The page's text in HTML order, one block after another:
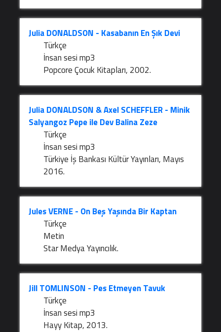
Julia DONALDSON - Kasabanın En Şık Devi
Türkçe
İnsan sesi mp3
Popcore Çocuk Kitapları, 2002.
Julia DONALDSON & Axel SCHEFFLER - Minik
Salyangoz Pepe ile Dev Balina Zeze
Türkçe
İnsan sesi mp3
Türkiye İş Bankası Kültür Yayınları, Mayıs
2016.
Jules VERNE - On Beş Yaşında Bir Kaptan
Türkçe
Metin
Star Medya Yayıncılık.
Jill TOMLINSON - Pes Etmeyen Tavuk
Türkçe
İnsan sesi mp3
Hayy Kitap, 2013.